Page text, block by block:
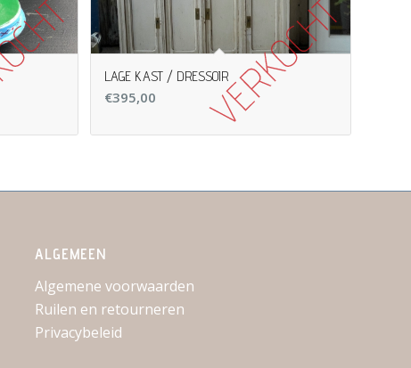
LAGE KAST / DRESSOIR
€395,00
ALGEMEEN
Algemene voorwaarden
Ruilen en retourneren
Privacybeleid